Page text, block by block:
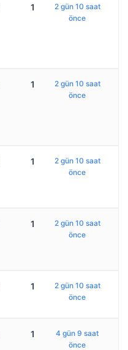
1
2 gün 10 saat
önce
1
2 gün 10 saat
önce
1
2 gün 10 saat
önce
1
2 gün 10 saat
önce
1
2 gün 10 saat
önce
1
4 gün 9 saat
önce